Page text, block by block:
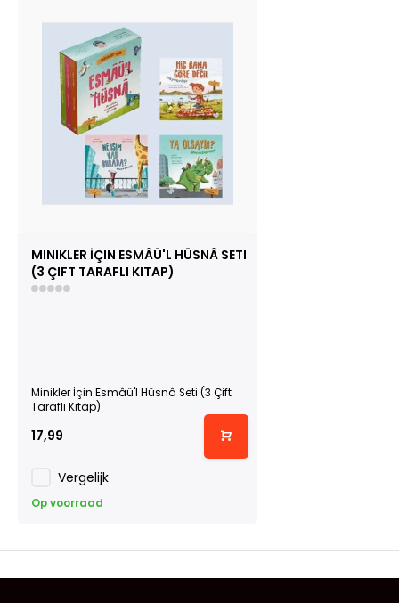
MINIKLER İÇIN ESMÂÜ'L HÜSNÂ SETI
(3 ÇIFT TARAFLI KITAP)
Minikler İçin Esmâü'l Hüsnâ Seti (3 Çift
Taraflı Kitap)
17,99
Vergelijk
Op voorraad